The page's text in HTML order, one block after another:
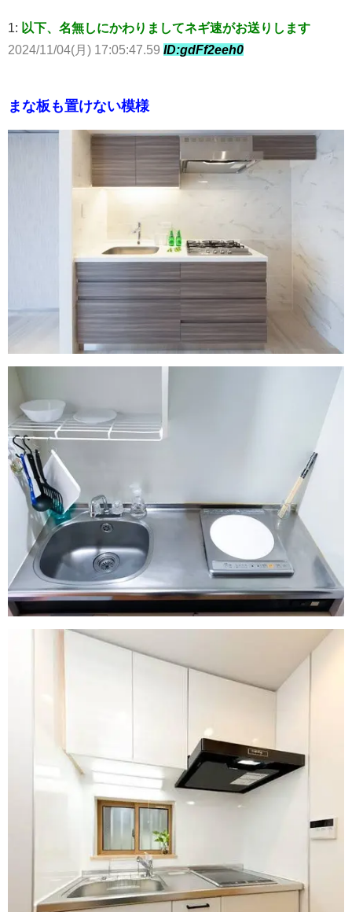
1: 以下、名無しにかわりましてネギ速がお送りします
2024/11/04(月) 17:05:47.59 ID:gdFf2eeh0
まな板も置けない模様